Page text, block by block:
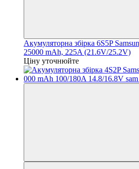
Акумуляторна збірка 6S5P
25000 mAh, 225A (21.6V/25.2V)
Ціну уточнюйте